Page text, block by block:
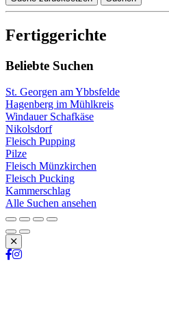
Fertiggerichte
Beliebte Suchen
St. Georgen am Ybbsfelde
Hagenberg im Mühlkreis
Windauer Schafkäse
Nikolsdorf
Fleisch Pupping
Pilze
Fleisch Münzkirchen
Fleisch Pucking
Kammerschlag
Alle Suchen ansehen
Schließen